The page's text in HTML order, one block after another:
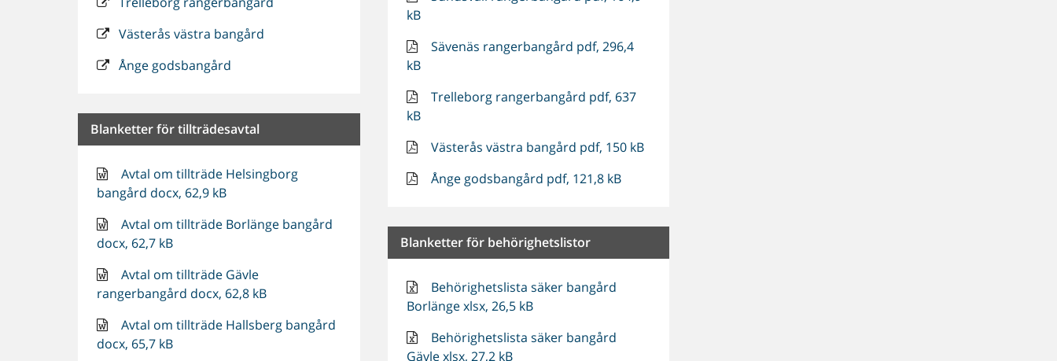
Västerås västra bangård
Ånge godsbangård
Blanketter för tillträdesavtal
Avtal om tillträde Helsingborg
bangård docx, 62,9 kB
Avtal om tillträde Borlänge bangård
docx, 62,7 kB
Avtal om tillträde Gävle
rangerbangård docx, 62,8 kB
Avtal om tillträde Hallsberg bangård
docx, 65,7 kB
kB
Sävenäs rangerbangård pdf, 296,4
kB
Trelleborg rangerbangård pdf, 637
kB
Västerås västra bangård pdf, 150 kB
Ånge godsbangård pdf, 121,8 kB
Blanketter för behörighetslistor
Behörighetslista säker bangård
Borlänge xlsx, 26,5 kB
Behörighetslista säker bangård
Gävle xlsx, 27,2 kB